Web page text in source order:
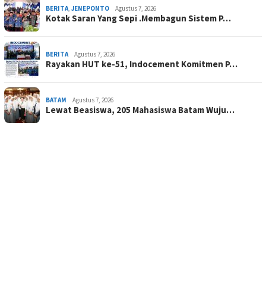
BERITA, JENEPONTO Agustus 7, 2026
Kotak Saran Yang Sepi .Membagun Sistem P…
BERITA Agustus 7, 2026
Rayakan HUT ke-51, Indocement Komitmen P…
BATAM Agustus 7, 2026
Lewat Beasiswa, 205 Mahasiswa Batam Wuju…